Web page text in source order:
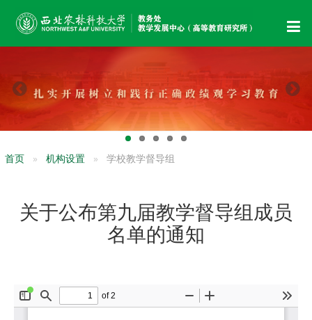
首页 机构设置 学校教学督导组
关于公布第九届教学督导组成员
名单的通知